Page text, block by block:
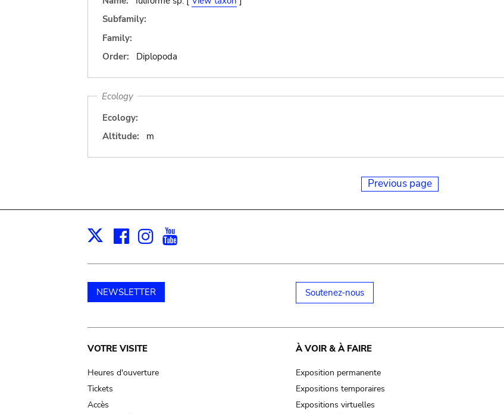
Subfamily:
Family:
Order:
Diplopoda
Ecology
Ecology:
Altitude:
m
Previous page
X Facebook
Instagram
NEWSLETTER Soutenez-nous
Main
navigation
VOTRE VISITE
Heures d'ouverture
Tickets
Accès
À VOIR & À FAIRE
Exposition permanente
Expositions temporaires
Expositions virtuelles